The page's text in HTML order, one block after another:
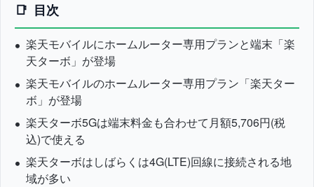
目次
楽天モバイルにホームルーター専用プランと端末「楽
天ターボ」が登場
楽天モバイルのホームルーター専用プラン「楽天ター
ボ」が登場
楽天ターボ5Gは端末料金も合わせて月額5,706円(税
込)で使える
楽天ターボはしばらくは4G(LTE)回線に接続される地
域が多い